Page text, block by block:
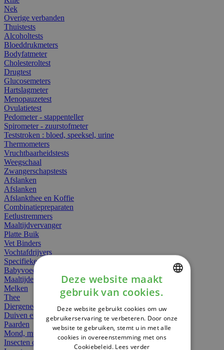
Nek
Overige verbanden
Thuistests
Alcoholtests
Bloeddrukmeters
Bodyfatmeter
Cholesteroltest
Drugtest
Glucosemeters
Hartslagmeter
Menopauzetest
Ovulatietest
Pedometer - stappenteller
Spirometer - zuurstofmeter
Teststroken : bloed, speeksel, urine
Thermometers
Vruchtbaarheidstests
Weegschaal
Zwangerschapstests
Afslanken
Afslanken
Afslankthee en Koffie
Combinatiepreparaten
Eetlustremmers
Maaltijdvervanger
Platte Buik
Vet Binders
Vochtafdrijvers
Specifieke Voeding
Babyvoeding
Maaltijden
Melken
Thee
Diergeneesmiddelen
Duiven en vogels
Paarden
Mond, muil of snavel
Insecten dieren
DUTCH
FRENCH
ENGLISH
Deze website maakt
gebruik van cookies.
Deze website gebruikt cookies om uw
gebruikerservaring te verbeteren. Door onze
website te gebruiken, stemt u in met alle
cookies in overeenstemming met ons
Cookiebeleid. Lees verder